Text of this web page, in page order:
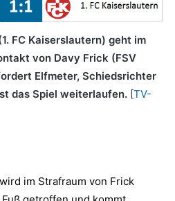
FC Kaiserslautern) geht im
von Davy Frick (FSV
Elfmeter, Schiedsrichter
das Spiel weiterlaufen. [TV-
im Strafraum von Frick